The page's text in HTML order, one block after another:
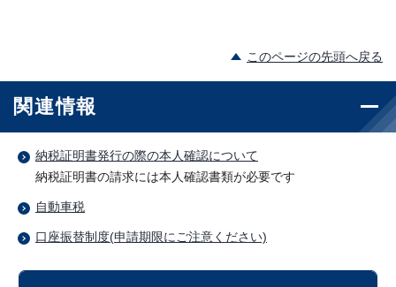
このページの先頭へ戻る
関連情報
納税証明書発行の際の本人確認について
納税証明書の請求には本人確認書類が必要です
自動車税
口座振替制度(申請期限にご注意ください)